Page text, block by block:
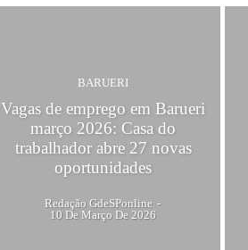
BARUERI
Vagas de emprego em Barueri
março 2026: Casa do
trabalhador abre 27 novas
oportunidades
Redação GdeSPonline -
10 De Março De 2026